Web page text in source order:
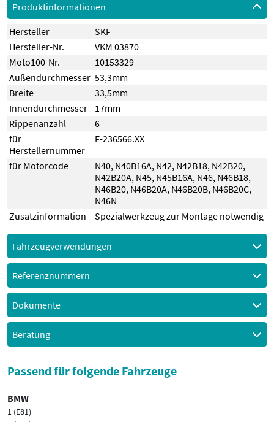
Produktinformationen
Hersteller
SKF
Hersteller-Nr.
VKM 03870
Moto100-Nr.
10153329
Außendurchmesser 53,3mm
Breite
33,5mm
Innendurchmesser
17mm
Rippenanzahl
6
für
Herstellernummer
F-236566.XX
für Motorcode N40, N40B16A, N42, N42B18, N42B20,
N42B20A, N45, N45B16A, N46, N46B18,
N46B20, N46B20A, N46B20B, N46B20C,
N46N
Zusatzinformation
Spezialwerkzeug zur Montage notwendig
Fahrzeugverwendungen
Referenznummern
Dokumente
Beratung
Passend für folgende Fahrzeuge
BMW
1 (E81)